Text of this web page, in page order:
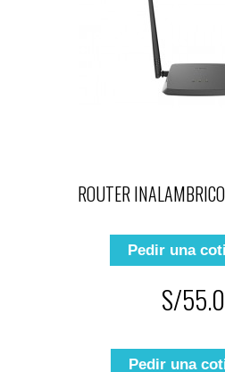
ROUTER
Pedir una
S/
Pedir una